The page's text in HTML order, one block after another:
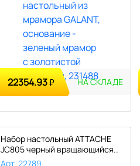
22354.93₽ НА СКЛАДЕ
Набор настольный ATTACHE
JC805 черный вращающийся..
Арт. 22789